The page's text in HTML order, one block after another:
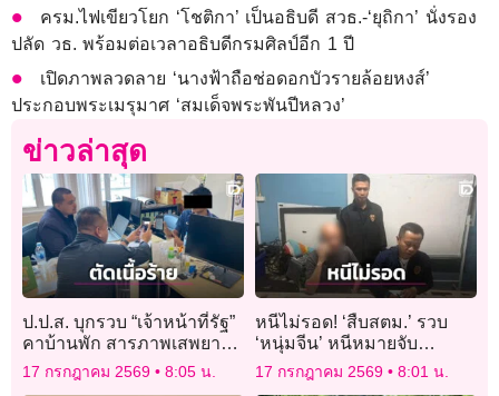
ครม.ไฟเขียวโยก ‘โชติกา’ เป็นอธิบดี สวธ.-‘ยุถิกา’ นั่งรอง
ปลัด วธ. พร้อมต่อเวลาอธิบดีกรมศิลป์อีก 1 ปี
เปิดภาพลวดลาย ‘นางฟ้าถือช่อดอกบัวรายล้อยหงส์’
ประกอบพระเมรุมาศ ‘สมเด็จพระพันปีหลวง’
ข่าวล่าสุด
ป.ป.ส. บุกรวบ “เจ้าหน้าที่รัฐ”
คาบ้านพัก สารภาพเสพยาบ้า
มา 5 ปี จ่อฟันวินัยไล่ออก!
17 กรกฎาคม 2569 8:05 น.
หนีไม่รอด! ‘สืบสตม.’ รวบ
‘หนุ่มจีน’ หนีหมายจับ
ตร.สากล คดีแชร์ลูกโซ่ เสีย
หายกว่า 4.6 พันล้าน
17 กรกฎาคม 2569 8:01 น.